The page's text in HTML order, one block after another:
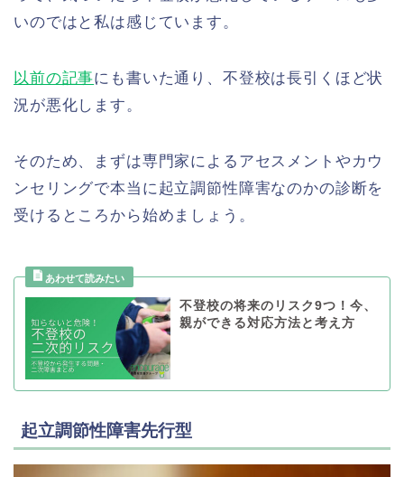
いのではと私は感じています。
以前の記事にも書いた通り、不登校は長引くほど状
況が悪化します。
そのため、まずは専門家によるアセスメントやカウ
ンセリングで本当に起立調節性障害なのかの診断を
受けるところから始めましょう。
不登校の将来のリスク9つ！今、
親ができる対応方法と考え方
起立調節性障害先行型